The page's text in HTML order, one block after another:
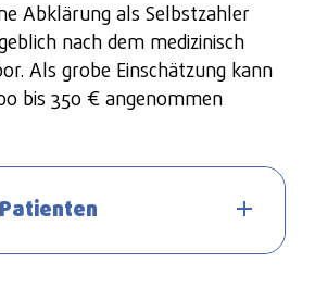
Abklärung als Selbstzahler
nach dem medizinisch
Als grobe Einschätzung kann
bis 350 € angenommen